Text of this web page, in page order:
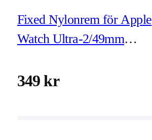
Fixed Nylonrem för Apple
Watch Ultra-2/49mm
349 kr